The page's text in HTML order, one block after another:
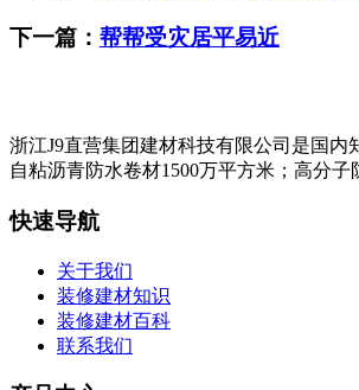
下一篇： 帮帮受灾居平易近
浙江J9直营集团建材科技有限公司是国
自粘沥青防水卷材1500万平方米；高分
快速导航
关于我们
装修建材知识
装修建材百科
联系我们